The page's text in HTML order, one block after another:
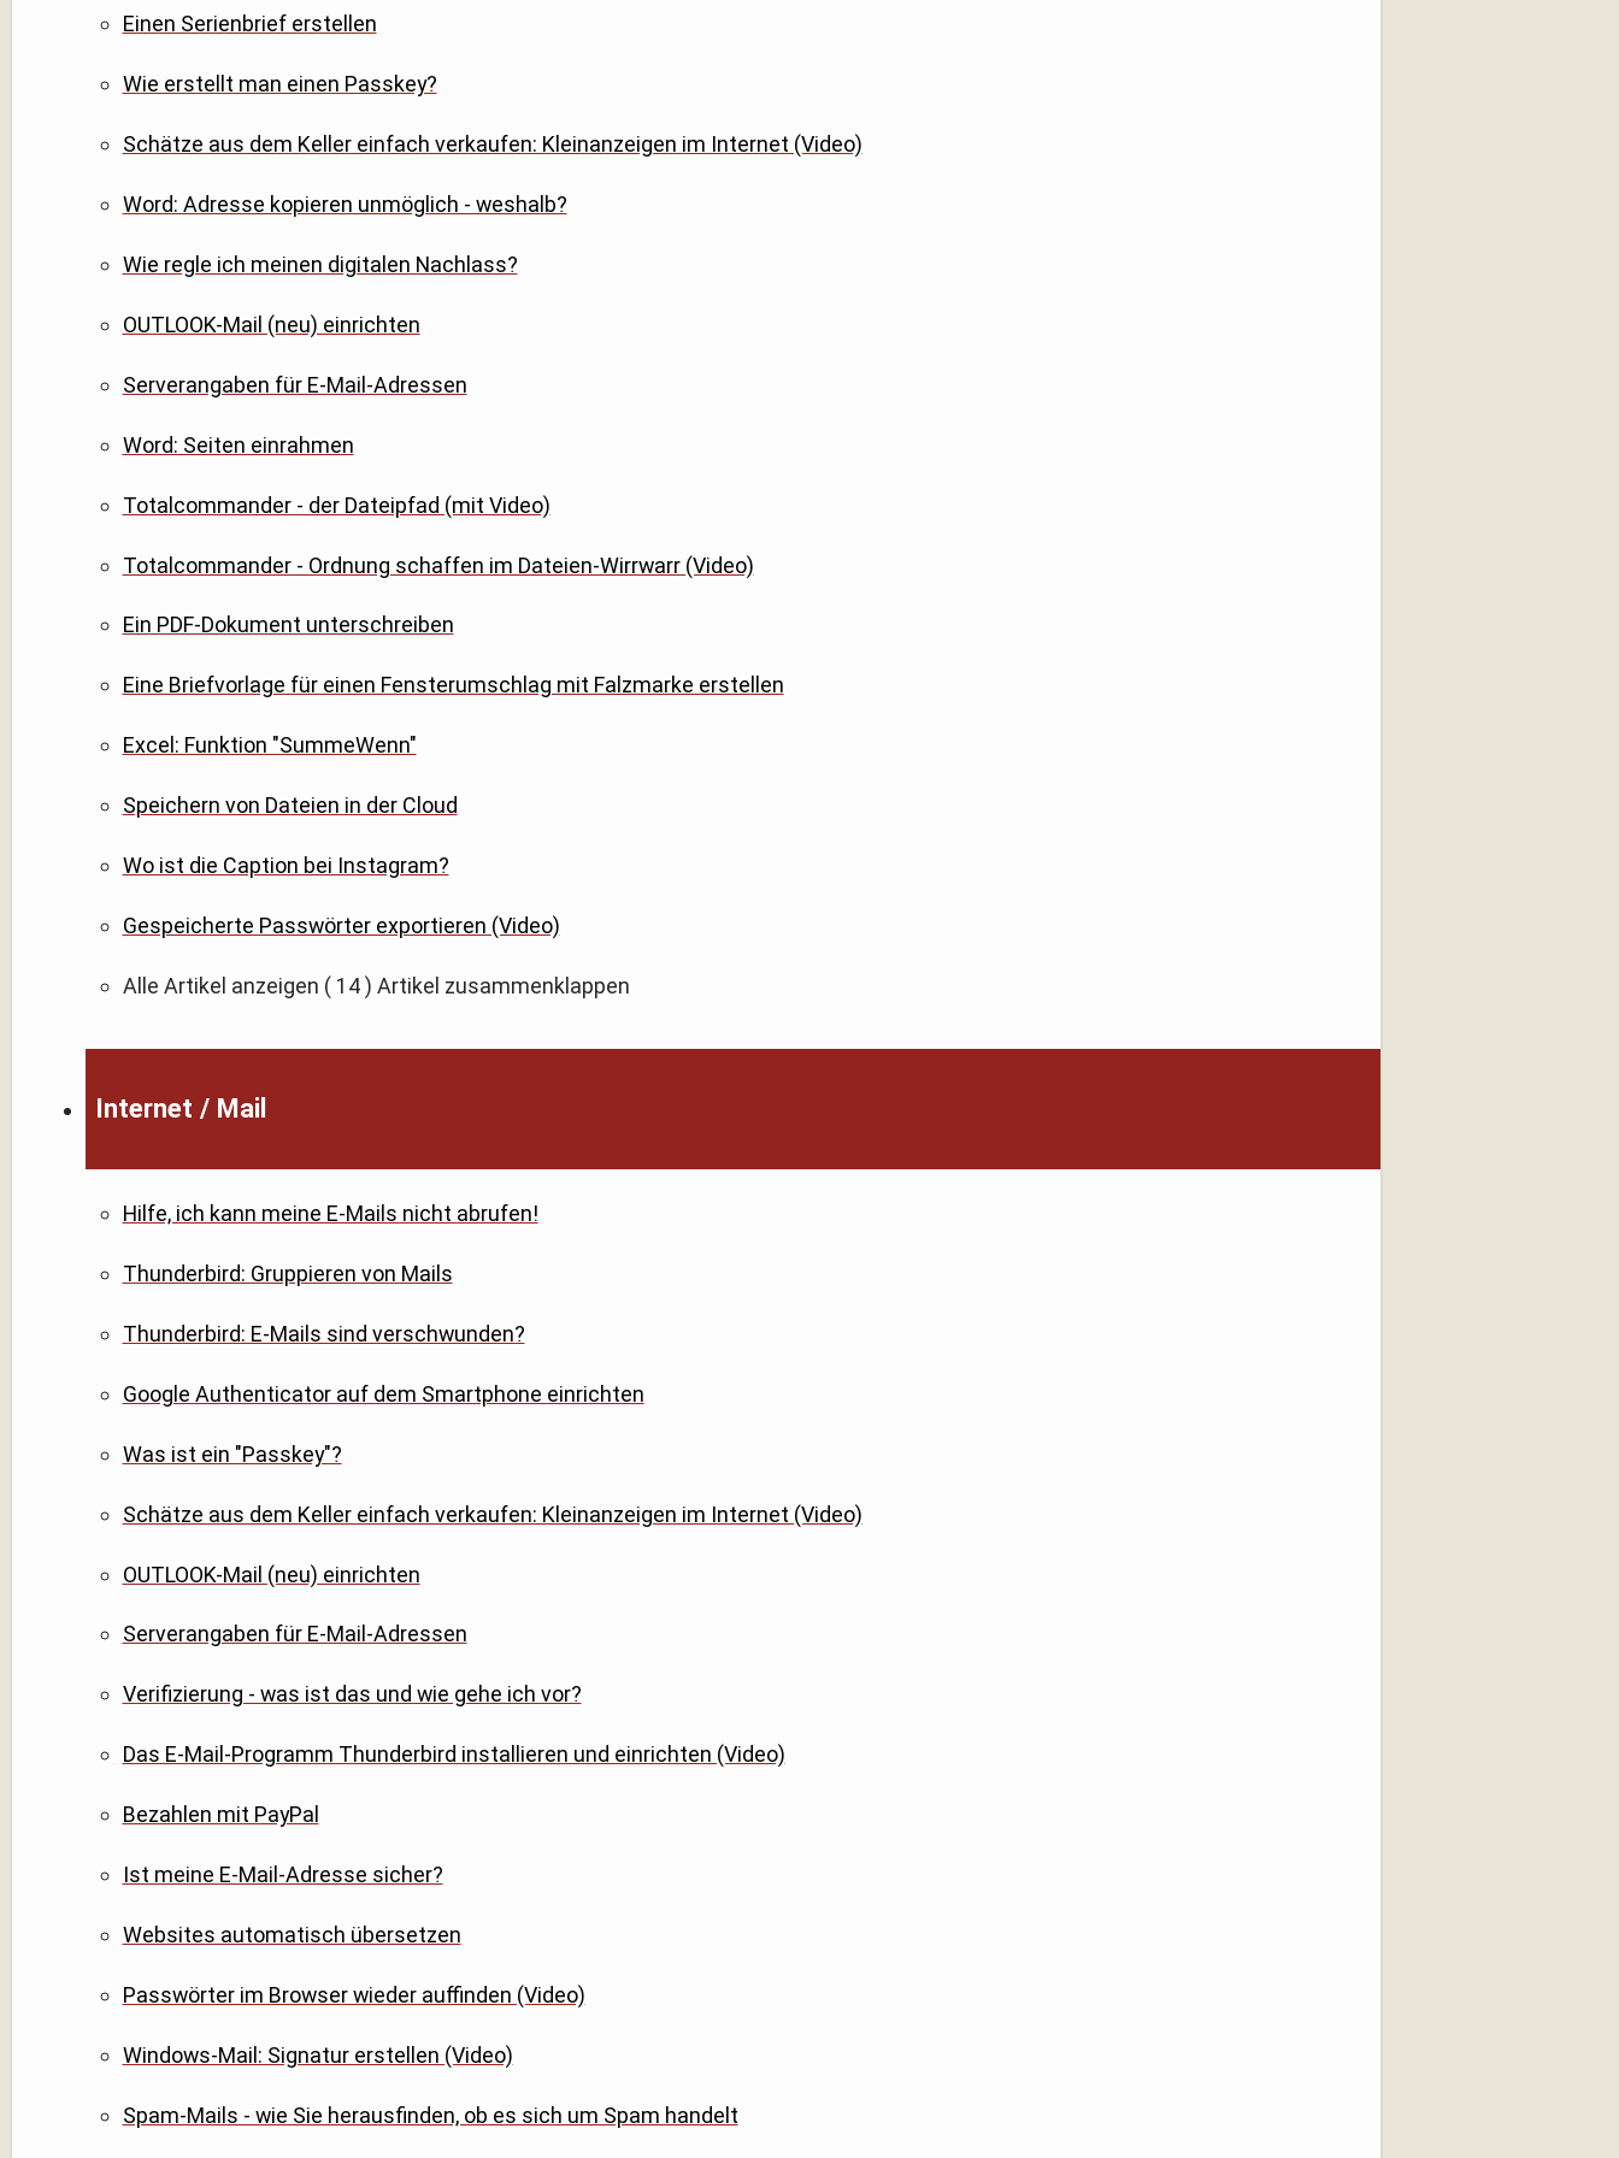
Einen Serienbrief erstellen
Wie erstellt man einen Passkey?
Schätze aus dem Keller einfach verkaufen: Kleinanzeigen im Internet (Video)
Word: Adresse kopieren unmöglich - weshalb?
Wie regle ich meinen digitalen Nachlass?
OUTLOOK-Mail (neu) einrichten
Serverangaben für E-Mail-Adressen
Word: Seiten einrahmen
Totalcommander - der Dateipfad (mit Video)
Totalcommander - Ordnung schaffen im Dateien-Wirrwarr (Video)
Ein PDF-Dokument unterschreiben
Eine Briefvorlage für einen Fensterumschlag mit Falzmarke erstellen
Excel: Funktion "SummeWenn"
Speichern von Dateien in der Cloud
Wo ist die Caption bei Instagram?
Gespeicherte Passwörter exportieren (Video)
Alle Artikel anzeigen ( 14 ) Artikel zusammenklappen
Internet / Mail
Hilfe, ich kann meine E-Mails nicht abrufen!
Thunderbird: Gruppieren von Mails
Thunderbird: E-Mails sind verschwunden?
Google Authenticator auf dem Smartphone einrichten
Was ist ein "Passkey"?
Schätze aus dem Keller einfach verkaufen: Kleinanzeigen im Internet (Video)
OUTLOOK-Mail (neu) einrichten
Serverangaben für E-Mail-Adressen
Verifizierung - was ist das und wie gehe ich vor?
Das E-Mail-Programm Thunderbird installieren und einrichten (Video)
Bezahlen mit PayPal
Ist meine E-Mail-Adresse sicher?
Websites automatisch übersetzen
Passwörter im Browser wieder auffinden (Video)
Windows-Mail: Signatur erstellen (Video)
Spam-Mails - wie Sie herausfinden, ob es sich um Spam handelt